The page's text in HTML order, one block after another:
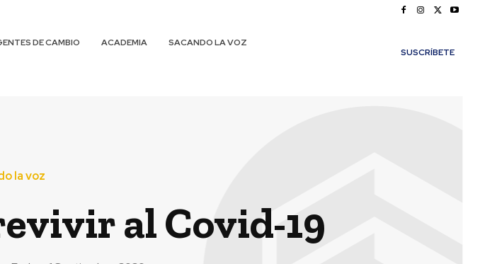
DE CAMBIO ACADEMIA
SACANDO LA VOZ
SUSCRÍBETE
la voz
al Covid-19